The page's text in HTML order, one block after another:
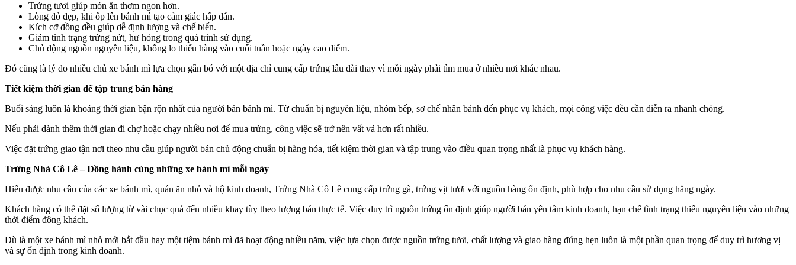
Trứng tươi giúp món ăn thơm ngon hơn.
Lòng đỏ đẹp, khi ốp lên bánh mì tạo cảm giác hấp dẫn.
Kích cỡ đồng đều giúp dễ định lượng và chế biến.
Giảm tình trạng trứng nứt, hư hỏng trong quá trình sử dụng.
Chủ động nguồn nguyên liệu, không lo thiếu hàng vào cuối tuần hoặc ngày cao điểm.
Đó cũng là lý do nhiều chủ xe bánh mì lựa chọn gắn bó với một địa chỉ cung cấp trứng lâu dài thay vì mỗi ngày phải tìm mua ở nhiều nơi khác nhau.
Tiết kiệm thời gian để tập trung bán hàng
Buổi sáng luôn là khoảng thời gian bận rộn nhất của người bán bánh mì. Từ chuẩn bị nguyên liệu, nhóm bếp, sơ chế nhân bánh đến phục vụ khách, mọi công việc đều cần diễn ra nhanh chóng.
Nếu phải dành thêm thời gian đi chợ hoặc chạy nhiều nơi để mua trứng, công việc sẽ trở nên vất vả hơn rất nhiều.
Việc đặt trứng giao tận nơi theo nhu cầu giúp người bán chủ động chuẩn bị hàng hóa, tiết kiệm thời gian và tập trung vào điều quan trọng nhất là phục vụ khách hàng.
Trứng Nhà Cô Lê – Đồng hành cùng những xe bánh mì mỗi ngày
Hiểu được nhu cầu của các xe bánh mì, quán ăn nhỏ và hộ kinh doanh, Trứng Nhà Cô Lê cung cấp trứng gà, trứng vịt tươi với nguồn hàng ổn định, phù hợp cho nhu cầu sử dụng hằng ngày.
Khách hàng có thể đặt số lượng từ vài chục quả đến nhiều khay tùy theo lượng bán thực tế. Việc duy trì nguồn trứng ổn định giúp người bán yên tâm kinh doanh, hạn chế tình trạng thiếu nguyên liệu vào những
thời điểm đông khách.
Dù là một xe bánh mì nhỏ mới bắt đầu hay một tiệm bánh mì đã hoạt động nhiều năm, việc lựa chọn được nguồn trứng tươi, chất lượng và giao hàng đúng hẹn luôn là một phần quan trọng để duy trì hương vị
và sự ổn định trong kinh doanh.